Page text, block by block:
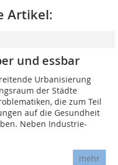
Artikel:
und essbar
Urbanisierung
der Städte
die zum Teil
auf die Gesundheit
Neben Industrie-
mehr